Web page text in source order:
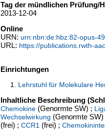
Tag der mündlichen Prüfung/
2013-12-04
Online
URN: urn:nbn:de:hbz:82-opus-
URL: https://publications.rwth-
Einrichtungen
Lehrstuhl für Molekulare
Inhaltliche Beschreibung
Chemokine (Genormte SW) ;
Wechselwirkung (Genormte SW)
(frei) ; CCR1 (frei) ;